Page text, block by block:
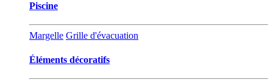
Piscine
Margelle Grille d'évacuation
Éléments décoratifs